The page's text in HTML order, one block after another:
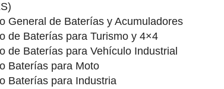
General de Baterías y Acumuladores
de Baterías para Turismo y 4×4
de Baterías para Vehículo Industrial
Baterías para Moto
Baterías para Industria